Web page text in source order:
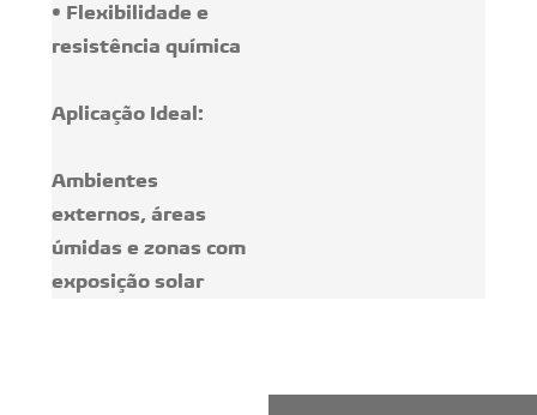
• Flexibilidade e
resistência química
Aplicação Ideal:
Ambientes
externos, áreas
úmidas e zonas com
exposição solar